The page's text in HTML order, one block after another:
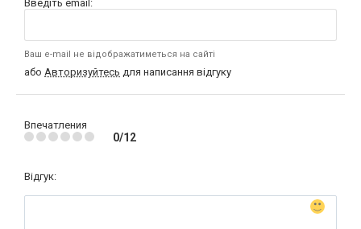
Введіть email:
Ваш e-mail не відображатиметься на сайті
або Авторизуйтесь для написання відгуку
Впечатления
0/12
Відгук: